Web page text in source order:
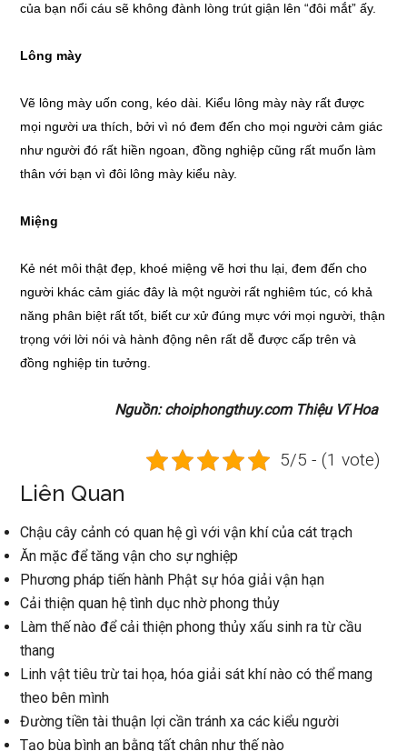
của bạn nổi cáu sẽ không đành lòng trút giận lên “đôi mắt” ấy.
Lông mày
Vẽ lông mày uốn cong, kéo dài. Kiểu lông mày này rất được
mọi người ưa thích, bởi vì nó đem đến cho mọi người cảm giác
như người đó rất hiền ngoan, đồng nghiệp cũng rất muốn làm
thân với bạn vì đôi lông mày kiểu này.
Miệng
Kẻ nét môi thật đẹp, khoé miệng vẽ hơi thu lại, đem đến cho
người khác cảm giác đây là một người rất nghiêm túc, có khả
năng phân biệt rất tốt, biết cư xử đúng mực với mọi người, thận
trọng với lời nói và hành động nên rất dễ được cấp trên và
đồng nghiệp tin tưởng.
Nguồn: choiphongthuy.com Thiệu Vĩ Hoa
5/5 - (1 vote)
Liên Quan
Chậu cây cảnh có quan hệ gì với vận khí của cát trạch
Ăn mặc để tăng vận cho sự nghiệp
Phương pháp tiến hành Phật sự hóa giải vận hạn
Cải thiện quan hệ tình dục nhờ phong thủy
Làm thế nào để cải thiện phong thủy xấu sinh ra từ cầu
thang
Linh vật tiêu trừ tai họa, hóa giải sát khí nào có thể mang
theo bên mình
Đường tiền tài thuận lợi cần tránh xa các kiểu người
Tạo bùa bình an bằng tất chân như thế nào